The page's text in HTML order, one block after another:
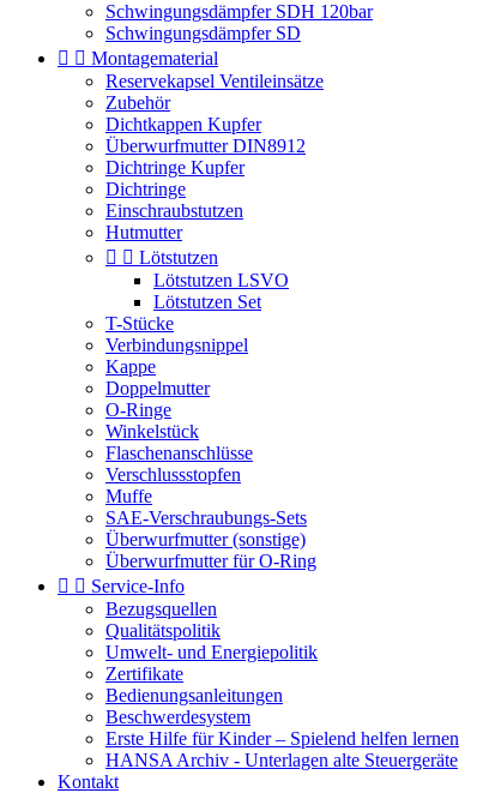
Schwingungsdämpfer SDH 120bar
Schwingungsdämpfer SD
  Montagematerial
Reservekapsel Ventileinsätze
Zubehör
Dichtkappen Kupfer
Überwurfmutter DIN8912
Dichtringe Kupfer
Dichtringe
Einschraubstutzen
Hutmutter
  Lötstutzen
Lötstutzen LSVO
Lötstutzen Set
T-Stücke
Verbindungsnippel
Kappe
Doppelmutter
O-Ringe
Winkelstück
Flaschenanschlüsse
Verschlussstopfen
Muffe
SAE-Verschraubungs-Sets
Überwurfmutter (sonstige)
Überwurfmutter für O-Ring
  Service-Info
Bezugsquellen
Qualitätspolitik
Umwelt- und Energiepolitik
Zertifikate
Bedienungsanleitungen
Beschwerdesystem
Erste Hilfe für Kinder – Spielend helfen lernen
HANSA Archiv - Unterlagen alte Steuergeräte
Kontakt